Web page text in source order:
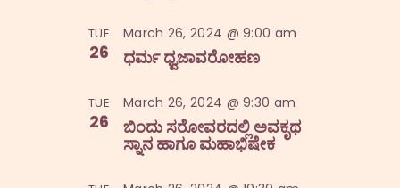
g
a
t
i
o
TUE
26
March 26, 2024 @ 9:00 am
ಧರ್ಮ ಧ್ವಜಾವರೋಹಣ
TUE
26
March 26, 2024 @ 9:30 am
ಬಿಂದು ಸರೋವರದಲ್ಲಿ ಅವಕೃಥ
ಸ್ನಾನ ಹಾಗೂ ಮಹಾಭಿಷೇಕ